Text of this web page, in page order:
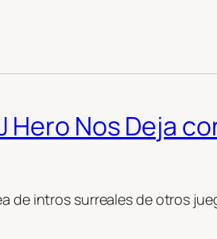
Nos Deja
de intros surreales de otros